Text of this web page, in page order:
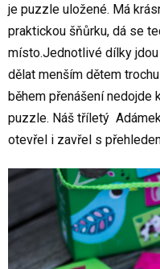
je puzzle uložené. Má
praktickou šňůrku, dá se
místo.Jednotlivé dílky
dělat menším dětem
během přenášení nedojde
puzzle. Náš tříletý
otevřel i zavřel s